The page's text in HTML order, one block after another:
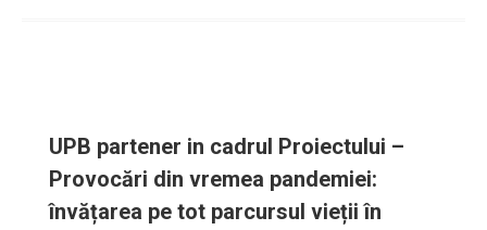
UPB partener in cadrul Proiectului –
Provocări din vremea pandemiei:
învățarea pe tot parcursul vieții în